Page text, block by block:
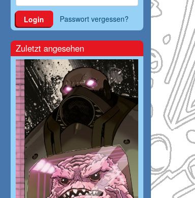
Login Passwort vergessen?
Zuletzt angesehen